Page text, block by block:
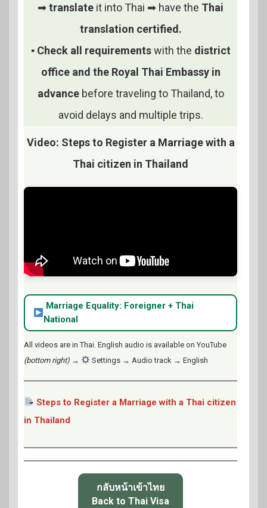
➡translate it into Thai ➡ have the Thai
translation certified.
▪ Check all requirementswith the district
office and the Royal Thai Embassy in
advancebefore traveling to Thailand, to
avoid delays and multiple trips.
Video: Steps to Register a Marriage with a
Thai citizen in Thailand
Marriage Equality: Foreigner + Thai
National
All videos are in Thai. English audio is available on YouTube
(bottom right) → Settings → Audio track → English
Steps to Register a Marriage with a Thai citizen
in Thailand
กลับหน้าเข้าไทย
Back to Thai Visa